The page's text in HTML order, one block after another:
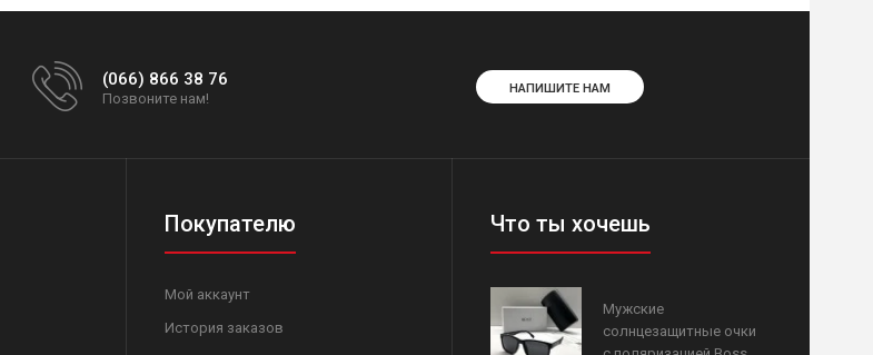
(066) 866 38 76
Позвоните нам!
НАПИШИТЕ НАМ
Покупателю
Мой аккаунт
История заказов
Что ты хочешь
Мужские
солнцезащитные очки